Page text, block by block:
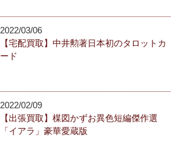
2022/03/06
【宅配買取】中井勲著日本初のタロットカ
ード
2022/02/09
【出張買取】楳図かずお異色短編傑作選
「イアラ」豪華愛蔵版